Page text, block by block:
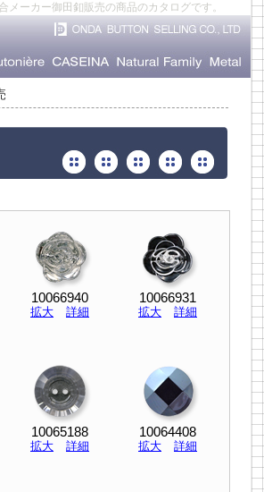
ーカー御田釦販売の商品のカタログです。
10066940
拡大 詳細
10066931
拡大 詳細
10065188
拡大 詳細
10064408
拡大 詳細